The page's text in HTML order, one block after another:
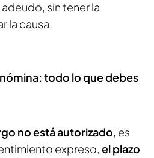
sin tener la
la causa.
todo lo que debes
no está autorizado, es
expreso, el plazo